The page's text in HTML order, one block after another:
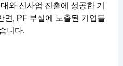
와 신사업 진출에 성공한 기
면, PF 부실에 노출된 기업들
니다.